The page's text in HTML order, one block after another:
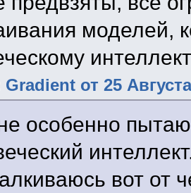
моделей,
от 25
особенно
вот от